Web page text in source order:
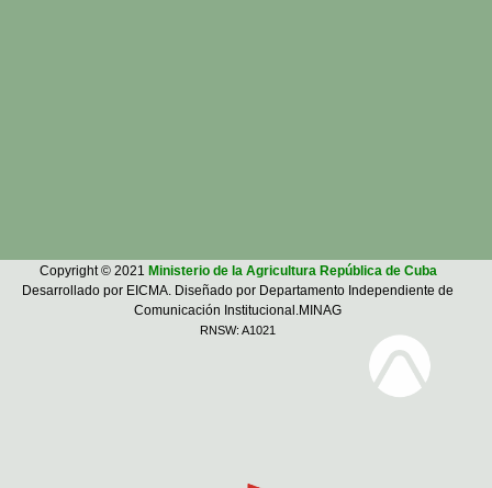
Copyright © 2021 Ministerio de la Agricultura República de Cuba
Desarrollado por EICMA. Diseñado por Departamento Independiente de
Comunicación Institucional.MINAG
RNSW: A1021